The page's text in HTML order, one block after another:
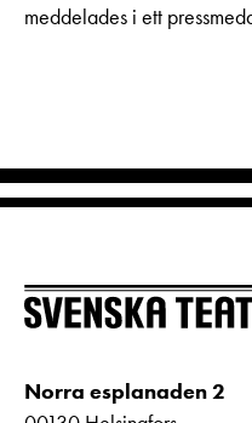
meddelades i ett
Norra esplanaden 2